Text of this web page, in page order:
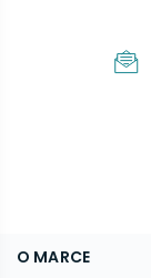
O MARCE